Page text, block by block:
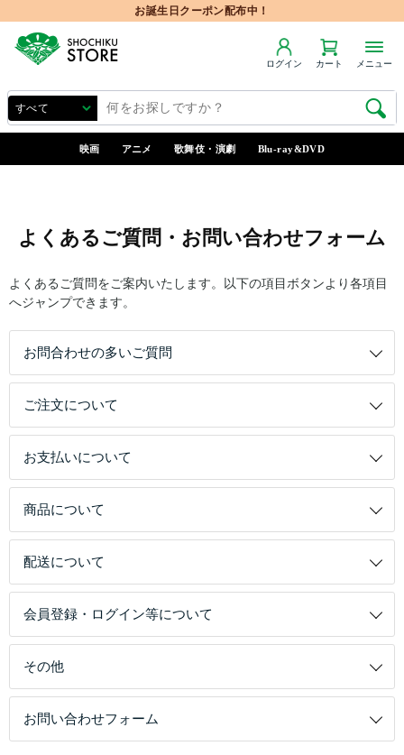
お誕生日クーポン配布中！
ログイン カート メニュー
映画 アニメ 歌舞伎・演劇 Blu-ray&DVD
よくあるご質問・お問い合わせフォーム
よくあるご質問をご案内いたします。以下の項目ボタンより各項目
へジャンプできます。
お問合わせの多いご質問
ご注文について
お支払いについて
商品について
配送について
会員登録・ログイン等について
その他
お問い合わせフォーム